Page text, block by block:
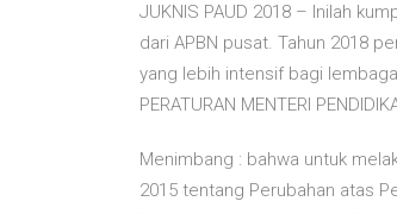
JUKNIS PAUD 2018 – Inilah
dari APBN pusat. Tahun 2018
yang lebih intensif bagi
PERATURAN MENTERI
Menimbang : bahwa untuk
2015 tentang Perubahan atas